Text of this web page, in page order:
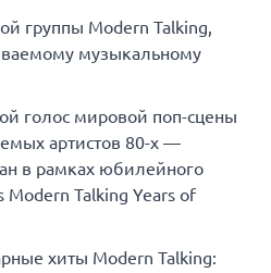
группы Modern Talking,
музыкальному
голос мировой поп-сцены
артистов 80-х —
в рамках юбилейного
Modern Talking Years of
хиты Modern Talking: